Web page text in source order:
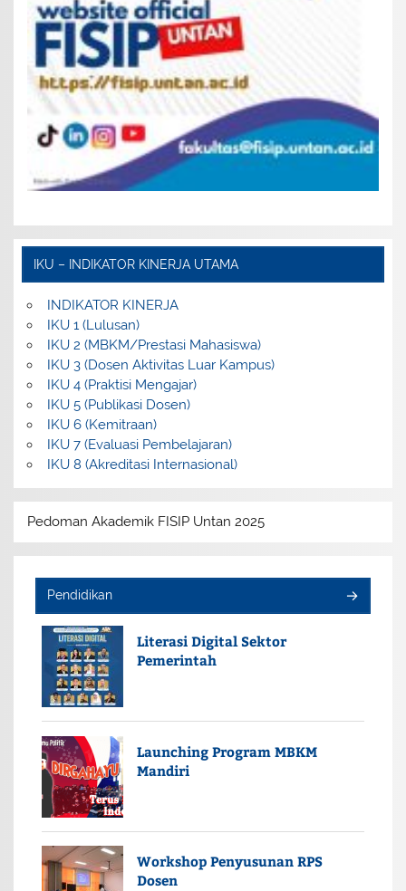
IKU – INDIKATOR KINERJA UTAMA
INDIKATOR KINERJA
IKU 1 (Lulusan)
IKU 2 (MBKM/Prestasi Mahasiswa)
IKU 3 (Dosen Aktivitas Luar Kampus)
IKU 4 (Praktisi Mengajar)
IKU 5 (Publikasi Dosen)
IKU 6 (Kemitraan)
IKU 7 (Evaluasi Pembelajaran)
IKU 8 (Akreditasi Internasional)
Pedoman Akademik FISIP Untan 2025
Pendidikan
Literasi Digital Sektor
Pemerintah
Launching Program MBKM
Mandiri
Workshop Penyusunan RPS
Dosen